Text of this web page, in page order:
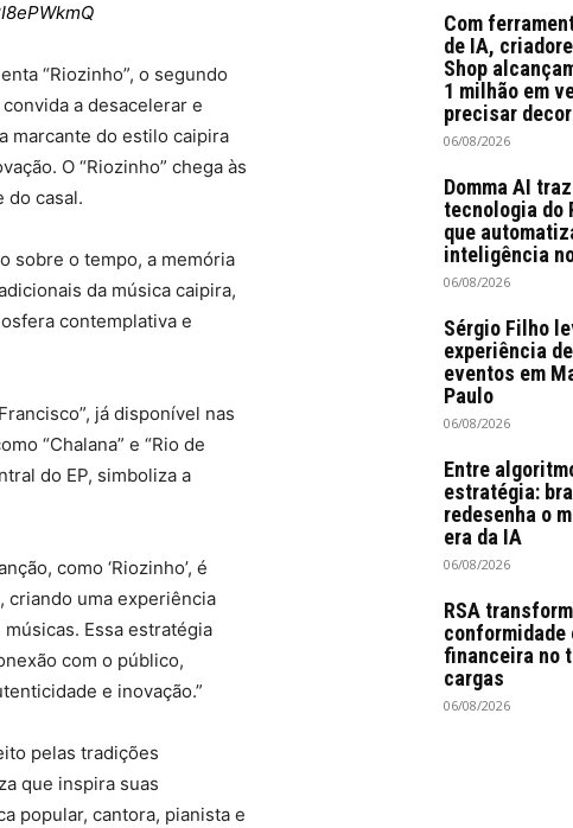
“Riozinho”, o segundo
a desacelerar e
marcante do estilo caipira
O “Riozinho” chega às
do casal.
sobre o tempo, a memória
da música caipira,
contemplativa e
já disponível nas
“Chalana” e “Rio de
do EP, simboliza a
como ‘Riozinho’, é
criando uma experiência
Essa estratégia
com o público,
e inovação.”
pelas tradições
que inspira suas
popular, cantora, pianista e
Com
de IA,
Shop
1 milhão em
precisar
06/08/2026
Domma AI
tecnologia do
que
inteligência
06/08/2026
Sérgio Filho
experiência
eventos em
Paulo
06/08/2026
Entre
estratégia:
redesenha o
era da IA
06/08/2026
RSA
conformidade
financeira no
cargas
06/08/2026